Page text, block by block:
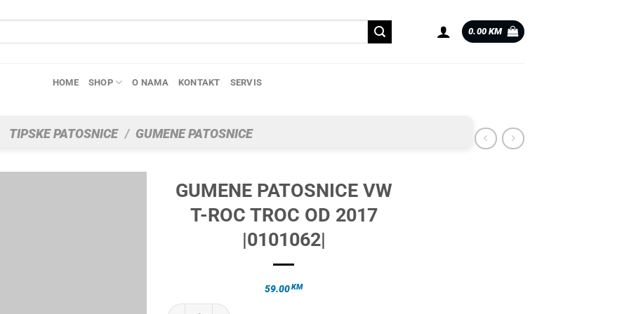
0.00 KM
HOME SHOP O NAMA KONTAKT SERVIS
TIPSKE PATOSNICE / GUMENE PATOSNICE
GUMENE PATOSNICE VW
T-ROC TROC OD 2017
|0101062|
59.00KM
GUMENE PATOSNICE VW T-ROC TROC OD 2017 |0101062| količina